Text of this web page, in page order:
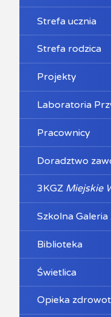
Strefa ucznia
Strefa rodzica
Projekty
Laboratoria
Pracownicy
Doradztwo
3KGZ Miejskie
Szkolna
Biblioteka
Świetlica
Opieka